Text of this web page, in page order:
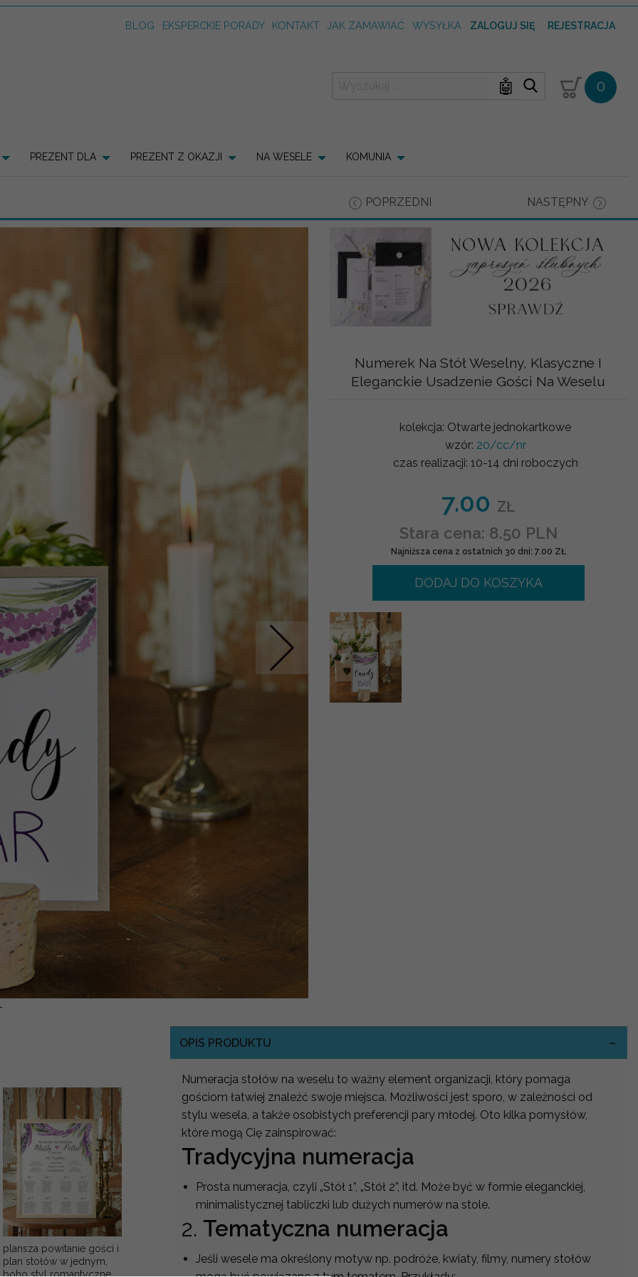
BLOG EKSPERCKIE PORADY KONTAKT JAK ZAMAWIAĆ WYSYŁKA ZALOGUJ SIĘ REJESTRACJA
🤖 0
PREZENT DLA PREZENT Z OKAZJI NA WESELE KOMUNIA
POPRZEDNI NASTĘPNY
Nastepne
Numerek Na Stół Weselny, Klasyczne I
Eleganckie Usadzenie Gości Na Weselu
kolekcja: Otwarte jednokartkowe
wzór: 20/cc/nr
czas realizacji: 10-14 dni roboczych
7.00 ZŁ
Stara cena: 8.50 PLN
Najniższa cena z ostatnich 30 dni: 7.00 ZŁ
DODAJ DO KOSZYKA
plansza powitanie gości i
plan stołów w jednym,
boho styl romantyczne
OPIS PRODUKTU
Numeracja stołów na weselu to ważny element organizacji, który pomaga
gościom łatwiej znaleźć swoje miejsca. Możliwości jest sporo, w zależności od
stylu wesela, a także osobistych preferencji pary młodej. Oto kilka pomysłów,
które mogą Cię zainspirować:
Tradycyjna numeracja
Prosta numeracja, czyli „Stół 1”, „Stół 2”, itd. Może być w formie eleganckiej,
minimalistycznej tabliczki lub dużych numerów na stole.
2. Tematyczna numeracja
Jeśli wesele ma określony motyw np. podróże, kwiaty, filmy, numery stołów